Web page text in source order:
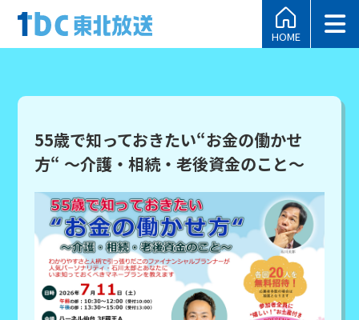
HOME
55歳で知っておきたい“お金の働かせ
方“ ～介護・相続・老後資金のこと～